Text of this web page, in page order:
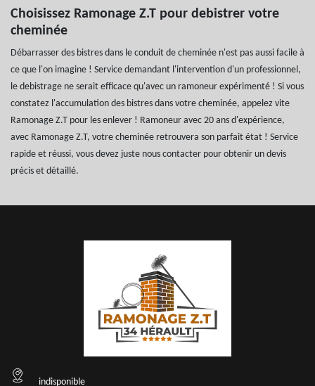
Choisissez Ramonage Z.T pour debistrer votre
cheminée
Débarrasser des bistres dans le conduit de cheminée n'est pas aussi facile à
ce que l'on imagine ! Service demandant l'intervention d'un professionnel,
le debistrage ne serait efficace qu'avec un ramoneur expérimenté ! Si vous
constatez l'accumulation des bistres dans votre cheminée, appelez vite
Ramonage Z.T pour les enlever ! Ramoneur avec 20 ans d'expérience,
avec Ramonage Z.T, votre cheminée retrouvera son parfait état ! Service
rapide et réussi, vous devez juste nous contacter pour obtenir un devis
précis et détaillé.
indisponible